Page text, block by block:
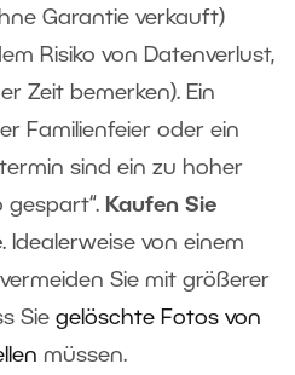
Garantie verkauft)
Risiko von Datenverlust,
Zeit bemerken). Ein
Familienfeier oder ein
sind ein zu hoher
gespart“. Kaufen Sie
. Idealerweise von einem
Sie mit größerer
Sie gelöschte Fotos von
müssen.